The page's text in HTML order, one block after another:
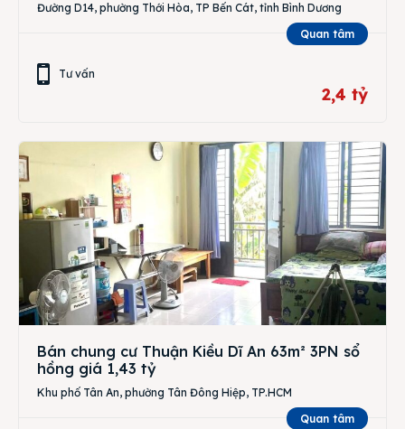
Đường D14, phường Thới Hòa, TP Bến Cát, tỉnh Bình Dương
Quan tâm
Tư vấn
2,4 tỷ
Bán chung cư Thuận Kiều Dĩ An 63m² 3PN sổ
hồng giá 1,43 tỷ
Khu phố Tân An, phường Tân Đông Hiệp, TP.HCM
Quan tâm